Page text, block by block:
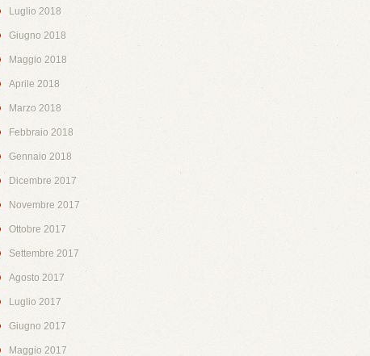
Luglio 2018
Giugno 2018
Maggio 2018
Aprile 2018
Marzo 2018
Febbraio 2018
Gennaio 2018
Dicembre 2017
Novembre 2017
Ottobre 2017
Settembre 2017
Agosto 2017
Luglio 2017
Giugno 2017
Maggio 2017